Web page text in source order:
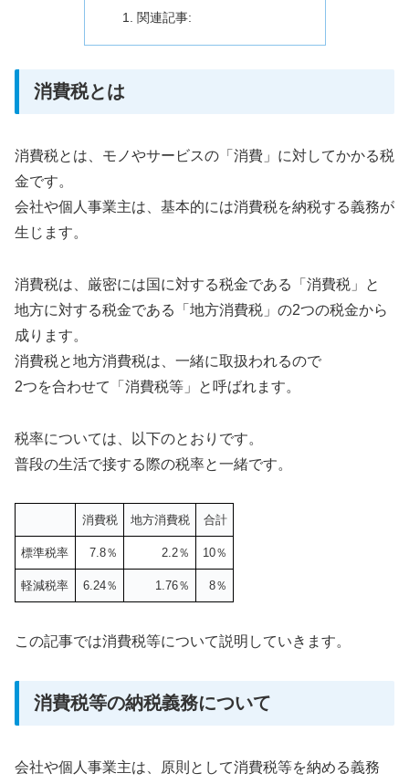
関連記事:
消費税とは
消費税とは、モノやサービスの「消費」に対してかかる税
金です。
会社や個人事業主は、基本的には消費税を納税する義務が
生じます。
消費税は、厳密には国に対する税金である「消費税」と
地方に対する税金である「地方消費税」の2つの税金から
成ります。
消費税と地方消費税は、一緒に取扱われるので
2つを合わせて「消費税等」と呼ばれます。
税率については、以下のとおりです。
普段の生活で接する際の税率と一緒です。
消費税 地方消費税 合計
標準税率 7.8％ 2.2％ 10％
軽減税率 6.24％ 1.76％ 8％
この記事では消費税等について説明していきます。
消費税等の納税義務について
会社や個人事業主は、原則として消費税等を納める義務